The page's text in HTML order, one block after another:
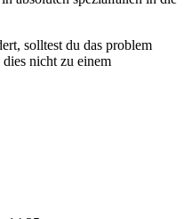
solltest du das problem
nicht zu einem